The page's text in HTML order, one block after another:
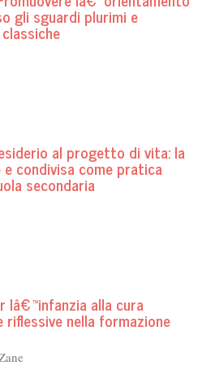
gli sguardi plurimi e
al progetto di vita: la
condivisa come pratica
secondaria
alla cura
riflessive nella formazione